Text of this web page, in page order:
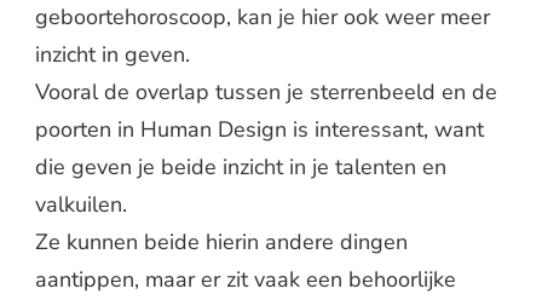
geboortehoroscoop, kan je hier ook weer meer
inzicht in geven.
Vooral de overlap tussen je sterrenbeeld en de
poorten in Human Design is interessant, want
die geven je beide inzicht in je talenten en
valkuilen.
Ze kunnen beide hierin andere dingen
aantippen, maar er zit vaak een behoorlijke